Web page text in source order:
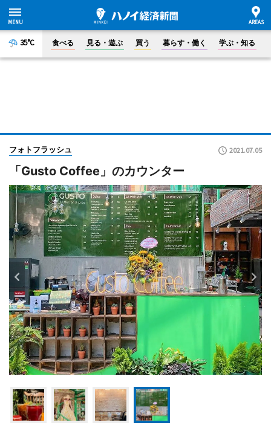
35°C 食べる 見る・遊ぶ 買う 暮らす・働く 学ぶ・知る
フォトフラッシュ 2021.07.05
「Gusto Coffee」のカウンター